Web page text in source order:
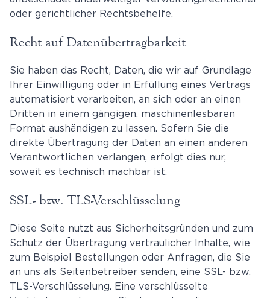
oder gerichtlicher Rechtsbehelfe.
Recht auf Daten­übertrag­barkeit
Sie haben das Recht, Daten, die wir auf Grundlage
Ihrer Einwilligung oder in Erfüllung eines Vertrags
automatisiert verarbeiten, an sich oder an einen
Dritten in einem gängigen, maschinenlesbaren
Format aushändigen zu lassen. Sofern Sie die
direkte Übertragung der Daten an einen anderen
Verantwortlichen verlangen, erfolgt dies nur,
soweit es technisch machbar ist.
SSL- bzw. TLS-Verschlüsselung
Diese Seite nutzt aus Sicherheitsgründen und zum
Schutz der Übertragung vertraulicher Inhalte, wie
zum Beispiel Bestellungen oder Anfragen, die Sie
an uns als Seitenbetreiber senden, eine SSL- bzw.
TLS-Verschlüsselung. Eine verschlüsselte